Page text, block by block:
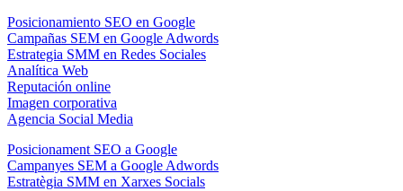
Posicionamiento SEO en Google
Campañas SEM en Google Adwords
Estrategia SMM en Redes Sociales
Analítica Web
Reputación online
Imagen corporativa
Agencia Social Media
Posicionament SEO a Google
Campanyes SEM a Google Adwords
Estratègia SMM en Xarxes Socials